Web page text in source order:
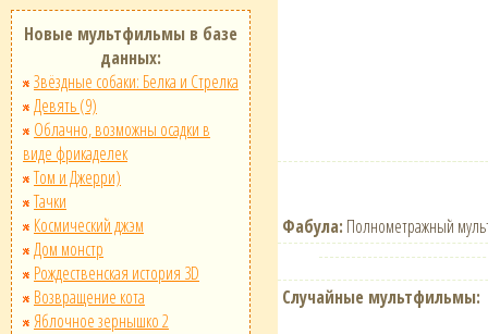
Новые мультфильмы в базе
данных:
Звёздные собаки: Белка и Стрелка
Девять (9)
Облачно, возможны осадки в
виде фрикаделек
Том и Джерри)
Тачки
Космический джэм
Дом монстр
Рождественская история 3D
Возвращение кота
Яблочное зернышко 2
Фабула: Полнометражный
Случайные мультфильмы: